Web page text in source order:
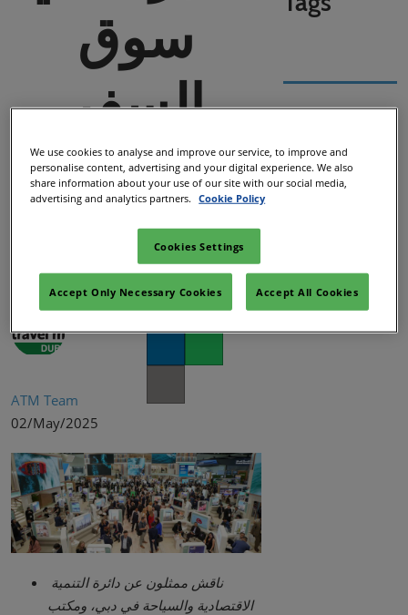
سوق
السفر
العربي
2025
ATM Team
02/May/2025
ناقش ممثلون عن دائرة التنمية
الاقتصادية والسياحة في دبي، ومكتب
We use cookies to analyse and improve our service, to improve and
personalise content, advertising and your digital experience. We also
share information about your use of our site with our social media,
advertising and analytics partners.
Cookie Policy
Cookies Settings
Accept Only Necessary Cookies Accept All Cookies